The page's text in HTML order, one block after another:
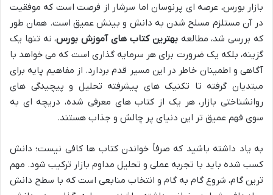
بازار بورس، عرصه ای پرنوسان اما سرشار از فرصت است که موفقیت
در آن مستلزم مسلح شدن به دانش و بینش عمیق است. همان طور
که بررسی شد، مطالعهبهترین کتاب های آموزش بورس، نه تنها یک
گزینه، بلکه یک ضرورت برای هر سرمایه گذاری است که می خواهد با
آگاهی و اطمینان خاطر در این مسیر قدم بردارد. از مفاهیم پایه برای
مبتدیان گرفته تا تکنیک های پیشرفته تحلیل و پیچیدگی های
روانشناختی بازار، هر یک از کتاب های معرفی شده، دریچه ای به
سوی فهم عمیق تر این دنیای پر چالش و جذاب هستند.
به یاد داشته باشید که صرفاً خواندن کتاب ها کافی نیست؛ دانش
کسب شده باید با تجربه عملی و تحلیل مداوم بازار ترکیب شود. مهم
ترین گام، شروع گام به گام و انتخاب منابعی است که با سطح دانش